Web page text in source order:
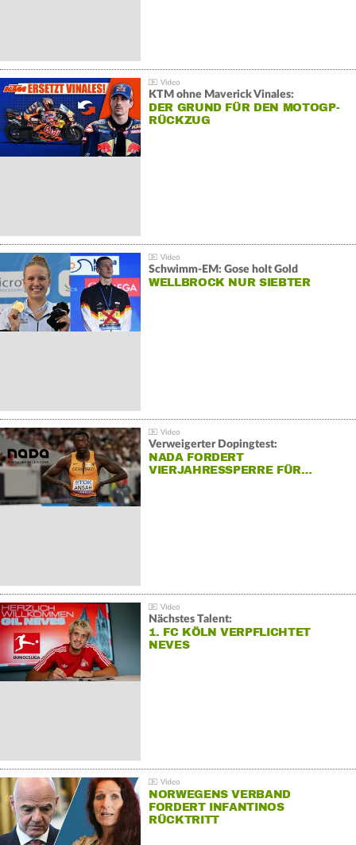
KTM ohne Maverick Vinales:
DER GRUND FÜR DEN MOTOGP-
RÜCKZUG
Schwimm-EM: Gose holt Gold
WELLBROCK NUR SIEBTER
Verweigerter Dopingtest:
NADA FORDERT
VIERJAHRESSPERRE FÜR…
Nächstes Talent:
1. FC KÖLN VERPFLICHTET
NEVES
NORWEGENS VERBAND
FORDERT INFANTINOS
RÜCKTRITT